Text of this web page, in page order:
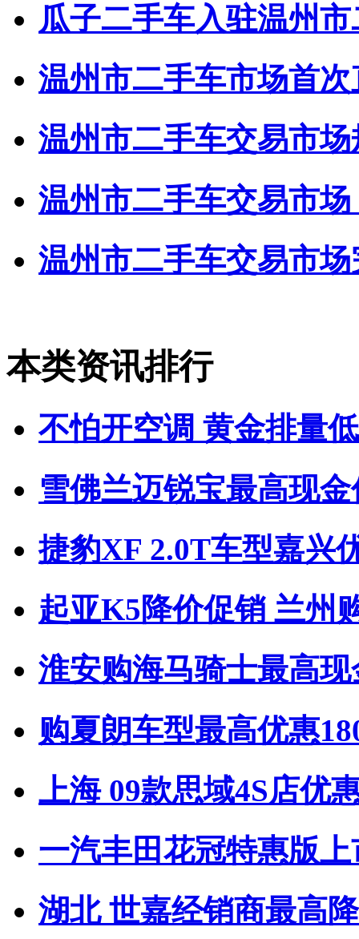
瓜子二手车入驻温州
温州市二手车市场首
温州市二手车交易市场
温州市二手车交易市场
温州市二手车交易市
本类资讯排行
不怕开空调 黄金排量
雪佛兰迈锐宝最高现
捷豹XF 2.0T车型嘉兴
起亚K5降价促销 兰州
淮安购海马骑士最高
购夏朗车型最高优惠
上海 09款思域4S店优
一汽丰田花冠特惠版
湖北 世嘉经销商最高